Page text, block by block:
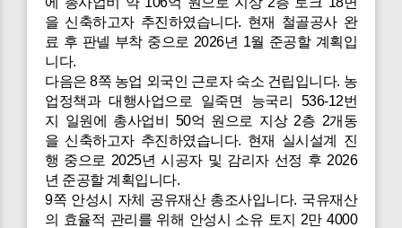
을 신축하고자 추진하였습니다. 현재 철골공사 완
료 후 판넬 부착 중으로 2026년 1월 준공할 계획입
니다.
다음은 8쪽 농업 외국인 근로자 숙소 건립입니다. 농
업정책과 대행사업으로 일죽면 능국리 536-12번
지 일원에 총사업비 50억 원으로 지상 2층 2개동
을 신축하고자 추진하였습니다. 현재 실시설계 진
행 중으로 2025년 시공자 및 감리자 선정 후 2026
년 준공할 계획입니다.
9쪽 안성시 자체 공유재산 총조사입니다. 국유재산
의 효율적 관리를 위해 안성시 소유 토지 2만 4000